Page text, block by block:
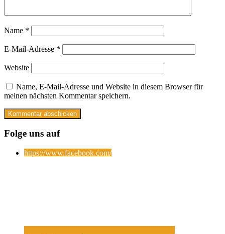
Name *
E-Mail-Adresse *
Website
Name, E-Mail-Adresse und Website in diesem Browser für
meinen nächsten Kommentar speichern.
Folge uns auf
https://www.facebook.com/